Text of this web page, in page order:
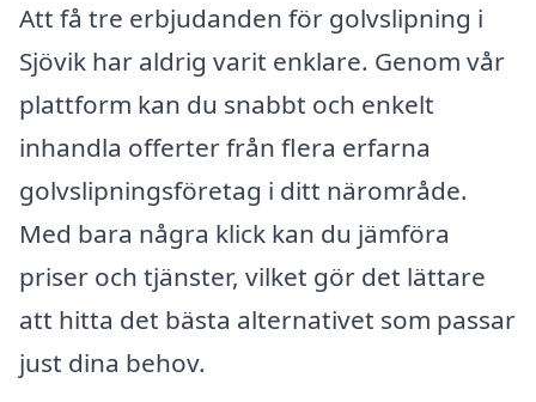
Att få tre erbjudanden för golvslipning i
Sjövik har aldrig varit enklare. Genom vår
plattform kan du snabbt och enkelt
inhandla offerter från flera erfarna
golvslipningsföretag i ditt närområde.
Med bara några klick kan du jämföra
priser och tjänster, vilket gör det lättare
att hitta det bästa alternativet som passar
just dina behov.